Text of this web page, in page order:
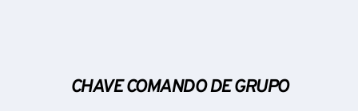
CHAVE COMANDO DE GRUPO